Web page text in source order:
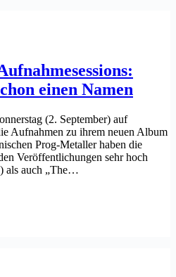
einen Namen
(2. September) auf
Aufnahmen zu ihrem neuen Album
Prog-Metaller haben die
Veröffentlichungen sehr hoch
als auch „The…